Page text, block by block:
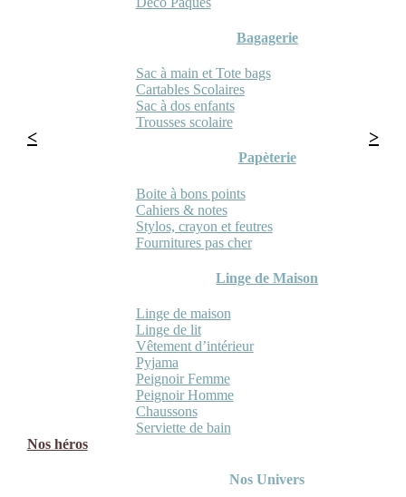
Bagagerie
Sac à main et Tote bags
Cartables Scolaires
Sac à dos enfants
Trousses scolaire
Papèterie
Boite à bons points
Cahiers & notes
Stylos, crayon et feutres
Fournitures pas cher
Linge de Maison
Linge de maison
Linge de lit
Vêtement d’intérieur
Pyjama
Peignoir Femme
Peignoir Homme
Chaussons
Serviette de bain
Nos héros
Nos Univers